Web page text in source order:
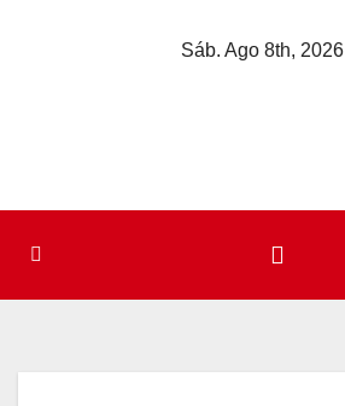
Sáb. Ago 8th, 2026